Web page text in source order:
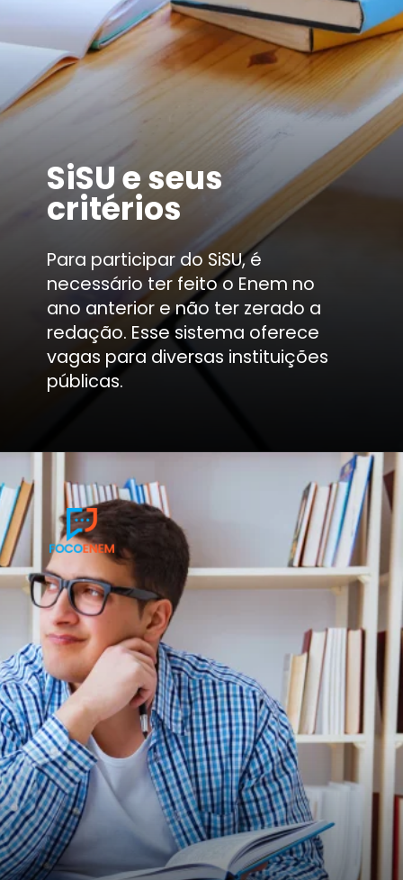
Para participar do SiSU, é
necessário ter feito o Enem no
ano anterior e não ter zerado a
redação. Esse sistema oferece
vagas para diversas instituições
públicas.
SiSU e seus
critérios